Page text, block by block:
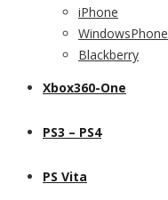
iPhone
WindowsPhone
Blackberry
Xbox360-One
PS3 – PS4
PS Vita